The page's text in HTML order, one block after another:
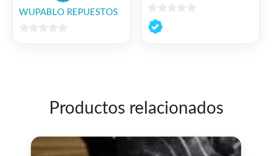
WUPABLO REPUESTOS
0
de
Productos relacionados